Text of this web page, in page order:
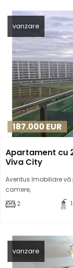
vanzare
187.000 EUR
Apartament cu
Viva City
Aventus Imobiliare
camere,
2
1
vanzare